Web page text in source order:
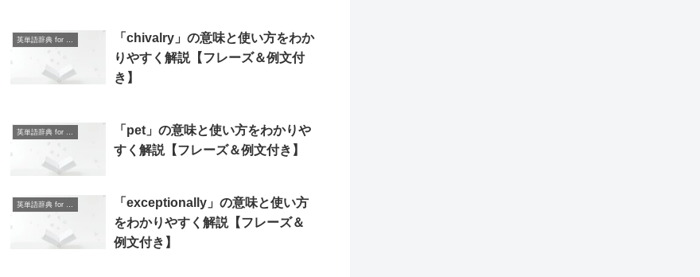
英単語辞典 for Beginners
「chivalry」の意味と使い方をわか
りやすく解説【フレーズ＆例文付
き】
英単語辞典 for Beginners
「pet」の意味と使い方をわかりや
すく解説【フレーズ＆例文付き】
英単語辞典 for Beginners
「exceptionally」の意味と使い方
をわかりやすく解説【フレーズ＆
例文付き】